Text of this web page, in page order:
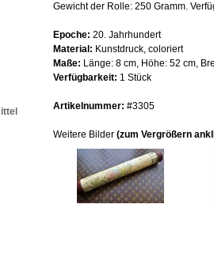
Gewicht der Rolle: 250 Gramm.
Epoche: 20. Jahrhundert
Material: Kunstdruck, coloriert
Maße: Länge: 8 cm, Höhe: 52 cm,
Verfügbarkeit: 1 Stück
Artikelnummer: #3305
Weitere Bilder (zum Vergrößern